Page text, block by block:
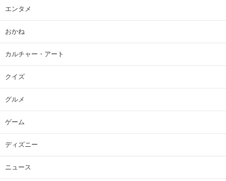
エンタメ
おかね
カルチャー・アート
クイズ
グルメ
ゲーム
ディズニー
ニュース